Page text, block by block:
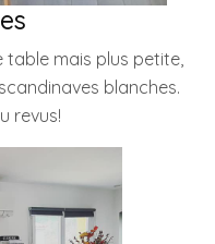
table mais plus petite,
blanches.
revus!